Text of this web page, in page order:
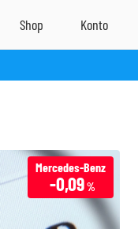
Mercedes-Benz
-0,09 %